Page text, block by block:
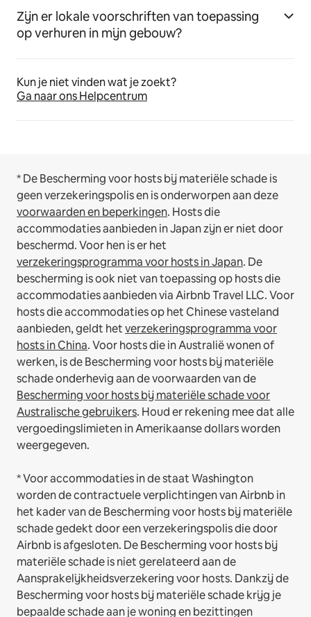
Zijn er lokale voorschriften van toepassing
op verhuren in mijn gebouw?
Kun je niet vinden wat je zoekt?
Ga naar ons Helpcentrum
* De Bescherming voor hosts bij materiële schade is
geen verzekeringspolis en is onderworpen aan deze
voorwaarden en beperkingen. Hosts die
accommodaties aanbieden in Japan zijn er niet door
beschermd. Voor hen is er het
verzekeringsprogramma voor hosts in Japan. De
bescherming is ook niet van toepassing op hosts die
accommodaties aanbieden via Airbnb Travel LLC.Voor
hosts die accommodaties op het Chinese vasteland
aanbieden, geldt hetverzekeringsprogramma voor
hosts in China.Voor hosts die in Australië wonen of
werken, is de Bescherming voor hosts bij materiële
schade onderhevig aan de voorwaarden van de
Bescherming voor hosts bij materiële schade voor
Australische gebruikers. Houd er rekening mee dat alle
vergoedingslimieten in Amerikaanse dollars worden
weergegeven.
* Voor accommodaties in de staat Washington
worden de contractuele verplichtingen van Airbnb in
het kader van de Bescherming voor hosts bij materiële
schade gedekt door een verzekeringspolis die door
Airbnb is afgesloten. De Bescherming voor hosts bij
materiële schade is niet gerelateerd aan de
Aansprakelijkheidsverzekering voor hosts. Dankzij de
Bescherming voor hosts bij materiële schade krijg je
bepaalde schade aan je woning en bezittingen